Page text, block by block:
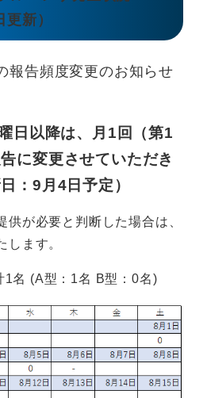
更新）
報告頻度変更のお知らせ
日以降は、月1回（第1
に変更させていただき
：9 月4 日予定）
供が必要と判断した場合は、
します。
1名 (A型：1名 B型：0名)